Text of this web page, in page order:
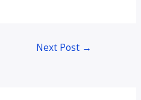
Next Post →